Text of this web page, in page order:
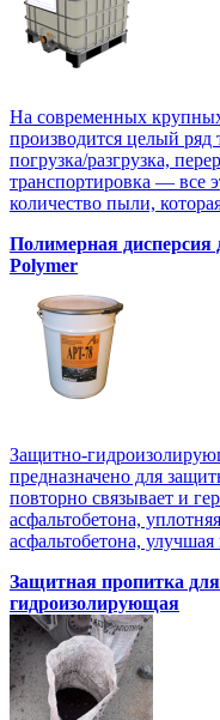
На современных
производится целый ряд
погрузка/разгрузка,
транспортировка — все
количество пыли,
Полимерная дисперсия
Polymer
Защитно-
предназначено для
повторно связывает и
асфальтобетона,
асфальтобетона,
Защитная пропитка
гидроизолирующая